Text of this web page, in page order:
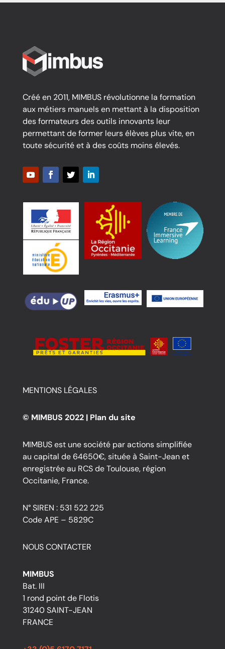
Créé en 2011, MIMBUS révolutionne la formation
aux métiers manuels en mettant à la disposition
des formateurs des outils innovants leur
permettant de former leurs élèves plus vite, en
toute sécurité et à des coûts moins élevés.
MENTIONS LÉGALES
© MIMBUS 2022 | Plan du site
MIMBUS est une société par actions simplifiée
au capital de 64650€, située à Saint-Jean et
enregistrée au RCS de Toulouse, région
Occitanie, France.
N° SIREN : 531 522 225
Code APE – 5829C
NOUS CONTACTER
MIMBUS
Bat. III
1 rond point de Flotis
31240 SAINT-JEAN
FRANCE